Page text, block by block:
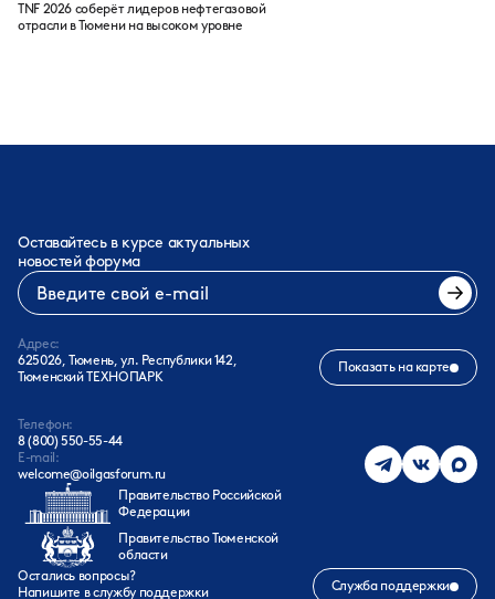
TNF 2026 соберёт лидеров нефтегазовой
отрасли в Тюмени на высоком уровне
Оставайтесь в курсе актуальных
новостей форума
Адрес:
625026, Тюмень, ул. Республики 142,
Тюменский ТЕХНОПАРК
Показать на карте
Телефон:
8 (800) 550-55-44
E-mail:
welcome@oilgasforum.ru
Правительство Российской
Федерации
Правительство Тюменской
области
Остались вопросы?
Напишите в службу поддержки
Служба поддержки